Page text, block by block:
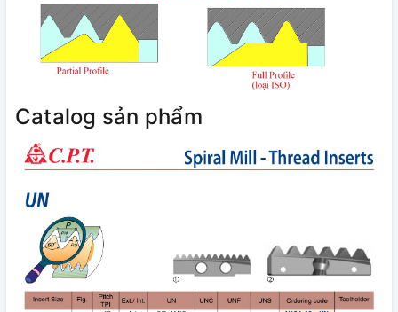
Catalog sản phẩm